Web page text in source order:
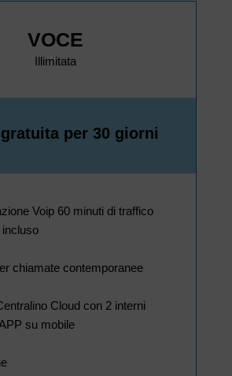
VOCE
Illimitata
per 30 giorni
Voip 60 minuti di traffico
incluso
chiamate contemporanee
Cloud con 2 interni
su mobile